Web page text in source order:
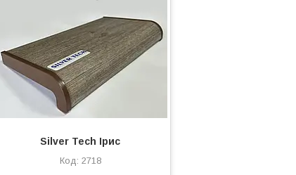
Silver Tech Ірис
2718